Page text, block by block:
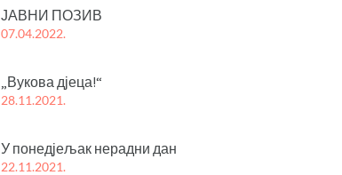
ЈАВНИ ПОЗИВ
07.04.2022.
„Вукова дјеца!“
28.11.2021.
У понедјељак нерадни дан
22.11.2021.